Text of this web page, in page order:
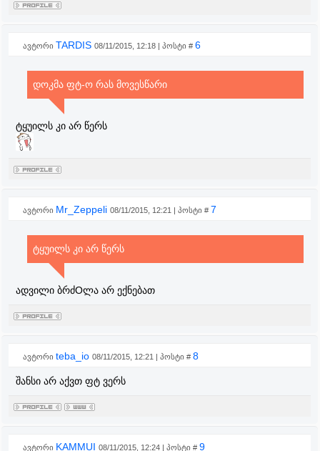
ავტორი TARDIS 08/11/2015, 12:18 | პოსტი # 6
დოკმა ფტ-ო რას მოვესწარი
ტყუილს კი არ წერს
ავტორი Mr_Zeppeli 08/11/2015, 12:21 | პოსტი # 7
ტყუილს კი არ წერს
ადვილი ბრძOლა არ ექნებათ
ავტორი teba_io 08/11/2015, 12:21 | პოსტი # 8
შანსი არ აქვთ ფტ ვერს
ავტორი KAMMUI 08/11/2015, 12:24 | პოსტი # 9